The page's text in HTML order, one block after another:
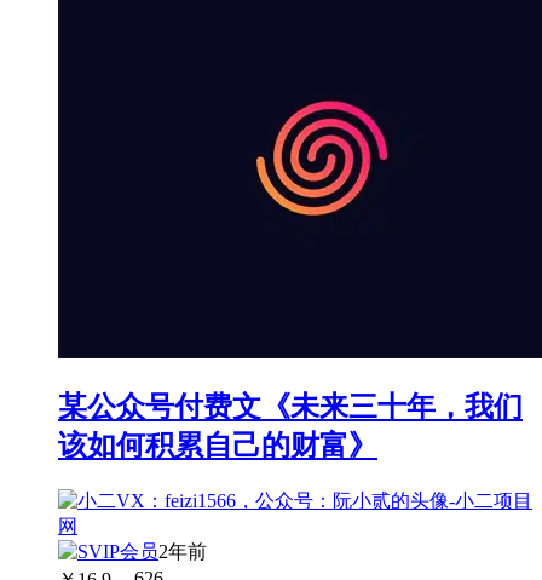
某公众号付费文《未来三十年，我们
该如何积累自己的财富》
2年前